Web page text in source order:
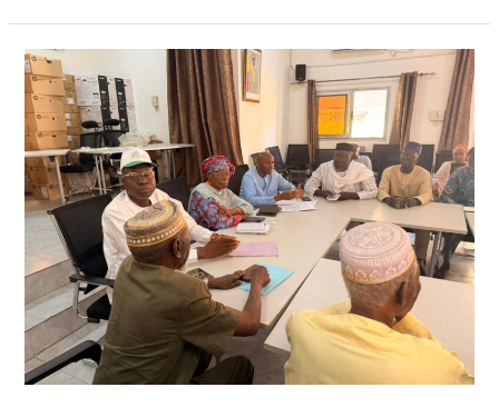
Rencontre
de
présentation
de
Badenya
Groupe
International
la
Commune
III